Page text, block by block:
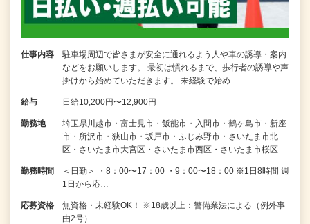
仕事内容
駐車場周辺で皆さまが安全に通れるよう人や車の誘導・案内
などをお願いします。 最初は慣れるまで、歩行者の誘導や声
掛けから始めていただきます。 未経験で始め…
給与 日給10,200円〜12,900円
勤務地
埼玉県川越市・富士見市・飯能市・入間市・鶴ヶ島市・新座
市・所沢市・狭山市・坂戸市・ふじみ野市・さいたま市北
区・さいたま市大宮区・さいたま市西区・さいたま市桜区
勤務時間
＜日勤＞ ・8：00〜17：00 ・9：00〜18：00 ※1日8時間 週
1日から応…
応募資格
無資格・未経験OK！ ※18歳以上：警備業法による（例外事
由2号）